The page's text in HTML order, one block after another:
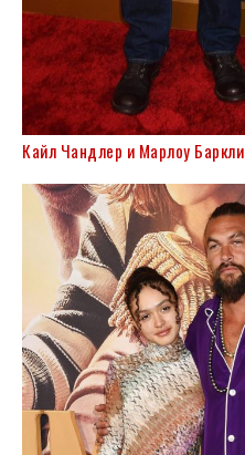
Кайл Чандлер и Марлоу Баркли